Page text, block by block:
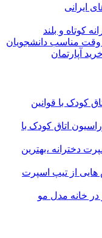
کوتاه و بلند
مناسب دانشجویان
آپارتمان
کودک با قوانین
اتاق کودک با
دخترانه ،بهترین
از تیپ اسپرت
خانه مدل مو